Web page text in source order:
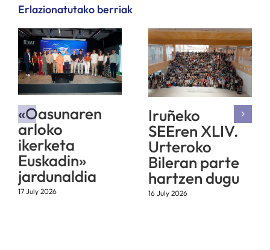
Erlazionatutako berriak
«Oasunaren
arloko
ikerketa
Euskadin»
jardunaldia
17 July 2026
Iruñeko
SEEren XLIV.
Urteroko
Bileran parte
hartzen dugu
16 July 2026